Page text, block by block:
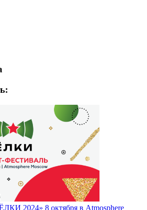
2024» 8 октября в Atmosphere